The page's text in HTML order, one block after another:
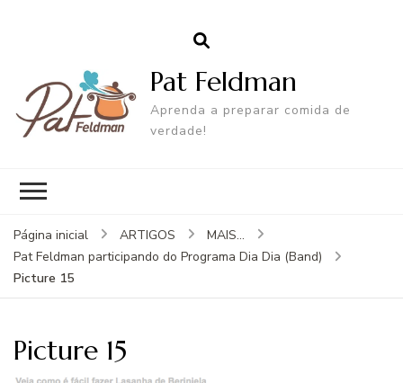
Pat Feldman
Aprenda a preparar comida de
verdade!
Página inicial ARTIGOS
MAIS...
Pat Feldman participando do Programa Dia Dia (Band)
Picture 15
Picture 15